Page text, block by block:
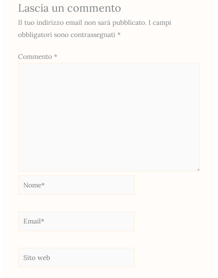
Lascia un commento
Il tuo indirizzo email non sarà pubblicato. I campi
obbligatori sono contrassegnati *
Commento *
Nome*
Email*
web